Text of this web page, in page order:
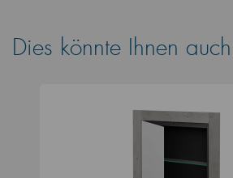
Dies könnte Ihnen